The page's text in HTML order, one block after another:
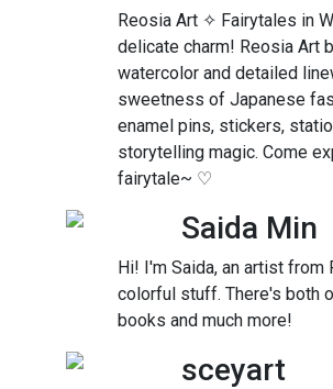
Reosia Art ✧ Fairytales in
delicate charm! Reosia Art
watercolor and detailed
sweetness of Japanese
enamel pins, stickers,
storytelling magic. Come
fairytale~ ♡
Saida Min
Hi! I'm Saida, an artist from
colorful stuff. There's both
books and much more!
sceyart